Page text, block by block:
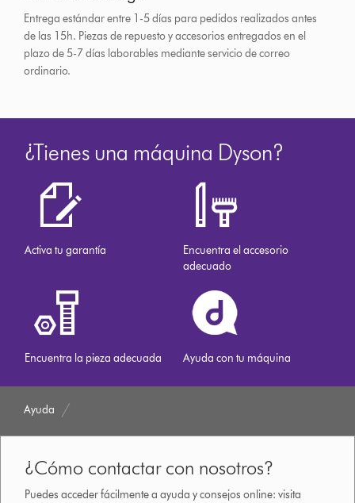
Entrega estándar entre 1-5 días para pedidos realizados antes
de las 15h. Piezas de repuesto y accesorios entregados en el
plazo de 5-7 días laborables mediante servicio de correo
ordinario.
¿Tienes una máquina Dyson?
Activa tu garantía
Encuentra el accesorio
adecuado
Encuentra la pieza adecuada Ayuda con tu máquina
Ayuda
¿Cómo contactar con nosotros?
Puedes acceder fácilmente a ayuda y consejos online: visita